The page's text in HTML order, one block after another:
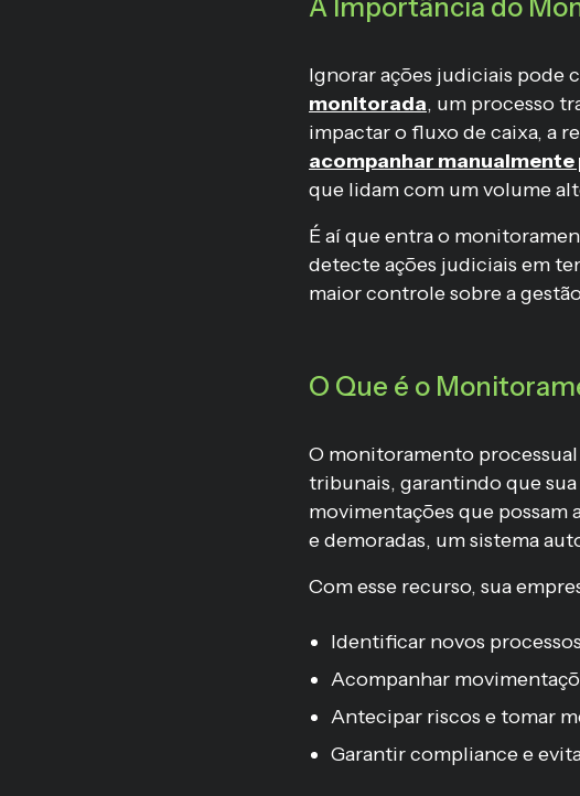
A Importância do
Ignorar ações judiciais pode
monitorada, um processo
impactar o fluxo de caixa, a
acompanhar
que lidam com um volume
É aí que entra o
detecte ações judiciais em
maior controle sobre a
O Que é o
O monitoramento
tribunais, garantindo que sua
movimentações que possam
e demoradas, um sistema
Com esse recurso, sua
Identificar novos
Acompanhar
Antecipar riscos e tomar
Garantir compliance e